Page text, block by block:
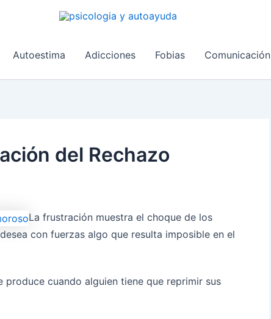
Autoestima Adicciones Fobias Comunicación
del Rechazo
La frustración muestra el choque de los
con fuerzas algo que resulta imposible en el
produce cuando alguien tiene que reprimir sus